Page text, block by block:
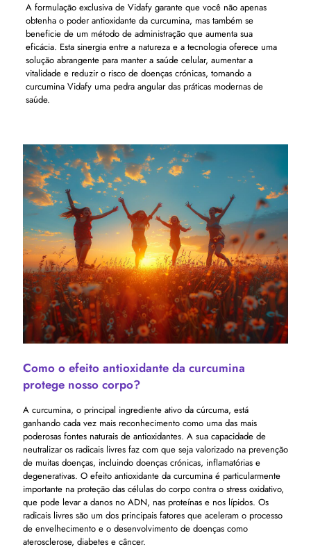
A formulação exclusiva de Vidafy garante que você não apenas
obtenha o poder antioxidante da curcumina, mas também se
beneficie de um método de administração que aumenta sua
eficácia. Esta sinergia entre a natureza e a tecnologia oferece uma
solução abrangente para manter a saúde celular, aumentar a
vitalidade e reduzir o risco de doenças crónicas, tornando a
curcumina Vidafy uma pedra angular das práticas modernas de
saúde.
Como o efeito antioxidante da curcumina
protege nosso corpo?
A curcumina, o principal ingrediente ativo da cúrcuma, está
ganhando cada vez mais reconhecimento como uma das mais
poderosas fontes naturais de antioxidantes. A sua capacidade de
neutralizar os radicais livres faz com que seja valorizado na prevenção
de muitas doenças, incluindo doenças crónicas, inflamatórias e
degenerativas. O efeito antioxidante da curcumina é particularmente
importante na proteção das células do corpo contra o stress oxidativo,
que pode levar a danos no ADN, nas proteínas e nos lípidos. Os
radicais livres são um dos principais fatores que aceleram o processo
de envelhecimento e o desenvolvimento de doenças como
aterosclerose, diabetes e câncer.